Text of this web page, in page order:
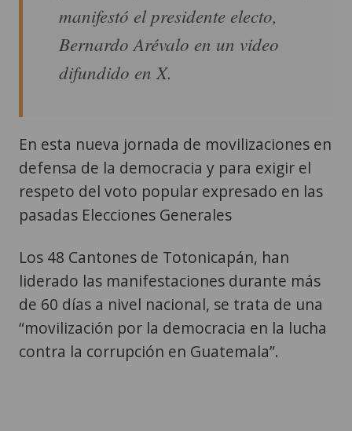
manifestó el presidente electo,
Bernardo Arévalo en un video
difundido en X.
En esta nueva jornada de movilizaciones en
defensa de la democracia y para exigir el
respeto del voto popular expresado en las
pasadas Elecciones Generales
Los 48 Cantones de Totonicapán, han
liderado las manifestaciones durante más
de 60 días a nivel nacional, se trata de una
“movilización por la democracia en la lucha
contra la corrupción en Guatemala”.